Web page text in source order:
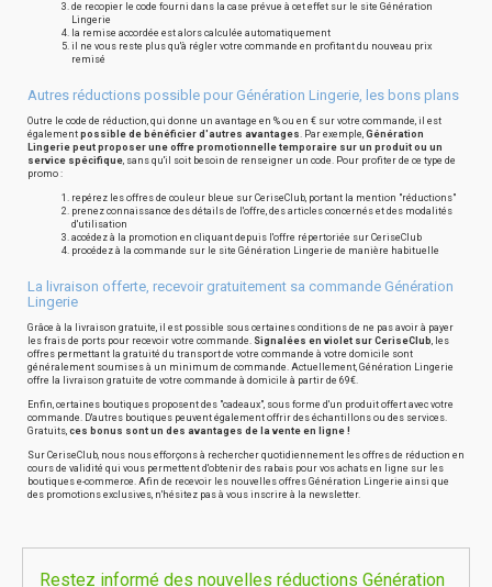
de recopier le code fourni dans la case prévue à cet effet sur le site Génération
Lingerie
la remise accordée est alors calculée automatiquement
il ne vous reste plus qu'à régler votre commande en profitant du nouveau prix
remisé
Autres réductions possible pour Génération Lingerie, les bons plans
Outre le code de réduction, qui donne un avantage en % ou en € sur votre commande, il est
également possible de bénéficier d'autres avantages. Par exemple, Génération
Lingerie peut proposer une offre promotionnelle temporaire sur un produit ou un
service spécifique, sans qu'il soit besoin de renseigner un code. Pour profiter de ce type de
promo :
repérez les offres de couleur bleue sur CeriseClub, portant la mention "réductions"
prenez connaissance des détails de l'offre, des articles concernés et des modalités
d'utilisation
accédez à la promotion en cliquant depuis l'offre répertoriée sur CeriseClub
procédez à la commande sur le site Génération Lingerie de manière habituelle
La livraison offerte, recevoir gratuitement sa commande Génération
Lingerie
Grâce à la livraison gratuite, il est possible sous certaines conditions de ne pas avoir à payer
les frais de ports pour recevoir votre commande. Signalées en violet sur CeriseClub, les
offres permettant la gratuité du transport de votre commande à votre domicile sont
généralement soumises à un minimum de commande. Actuellement, Génération Lingerie
offre la livraison gratuite de votre commande à domicile à partir de 69€.
Enfin, certaines boutiques proposent des "cadeaux", sous forme d'un produit offert avec votre
commande. D'autres boutiques peuvent également offrir des échantillons ou des services.
Gratuits, ces bonus sont un des avantages de la vente en ligne !
Sur CeriseClub, nous nous efforçons à rechercher quotidiennement les offres de réduction en
cours de validité qui vous permettent d'obtenir des rabais pour vos achats en ligne sur les
boutiques e-commerce. Afin de recevoir les nouvelles offres Génération Lingerie ainsi que
des promotions exclusives, n'hésitez pas à vous inscrire à la newsletter.
Restez informé des nouvelles réductions Génération